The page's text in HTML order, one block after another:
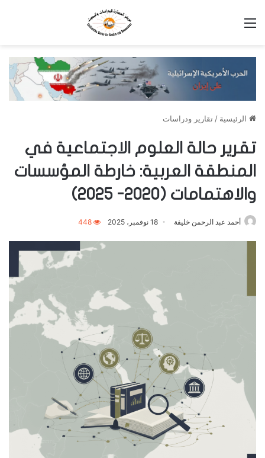
القائمة
الرئيسية / تقارير ودراسات
تقرير حالة العلوم الاجتماعية في
المنطقة العربية: خارطة المؤسسات
والاهتمامات (2020- 2025)
أحمد عبد الرحمن خليفة 18 نوفمبر، 2025 448